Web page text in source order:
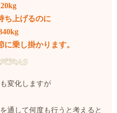
20kg
ち上げるのに
乗し掛かります。
変化しますが
通して何度も行うと考えると